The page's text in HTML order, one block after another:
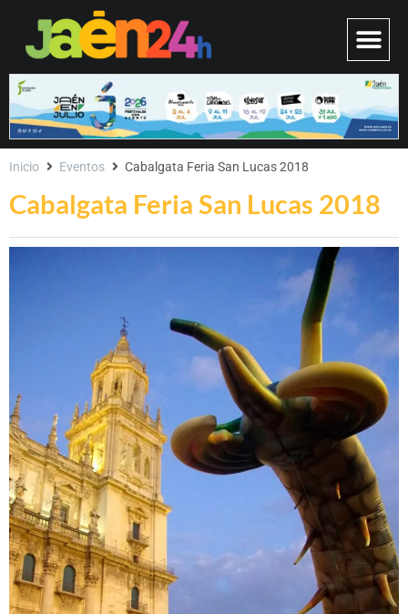
Cabalgata Feria San Lucas 2018
Inicio Eventos Cabalgata Feria San Lucas 2018